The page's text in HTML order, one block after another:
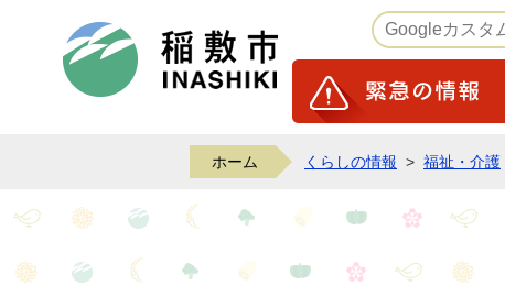
稲敷市ホームページ
ホーム くらしの情報 > 福祉・介護